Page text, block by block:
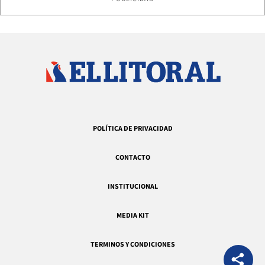
POLÍTICA DE PRIVACIDAD
CONTACTO
INSTITUCIONAL
MEDIA KIT
TERMINOS Y CONDICIONES